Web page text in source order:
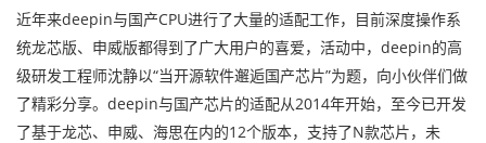
近年来deepin与国产CPU进行了大量的适配工作，目前深度操作系
统龙芯版、申威版都得到了广大用户的喜爱，活动中，deepin的高
级研发工程师沈静以“当开源软件邂逅国产芯片”为题，向小伙伴们做
了精彩分享。deepin与国产芯片的适配从2014年开始，至今已开发
了基于龙芯、申威、海思在内的12个版本，支持了N款芯片，未